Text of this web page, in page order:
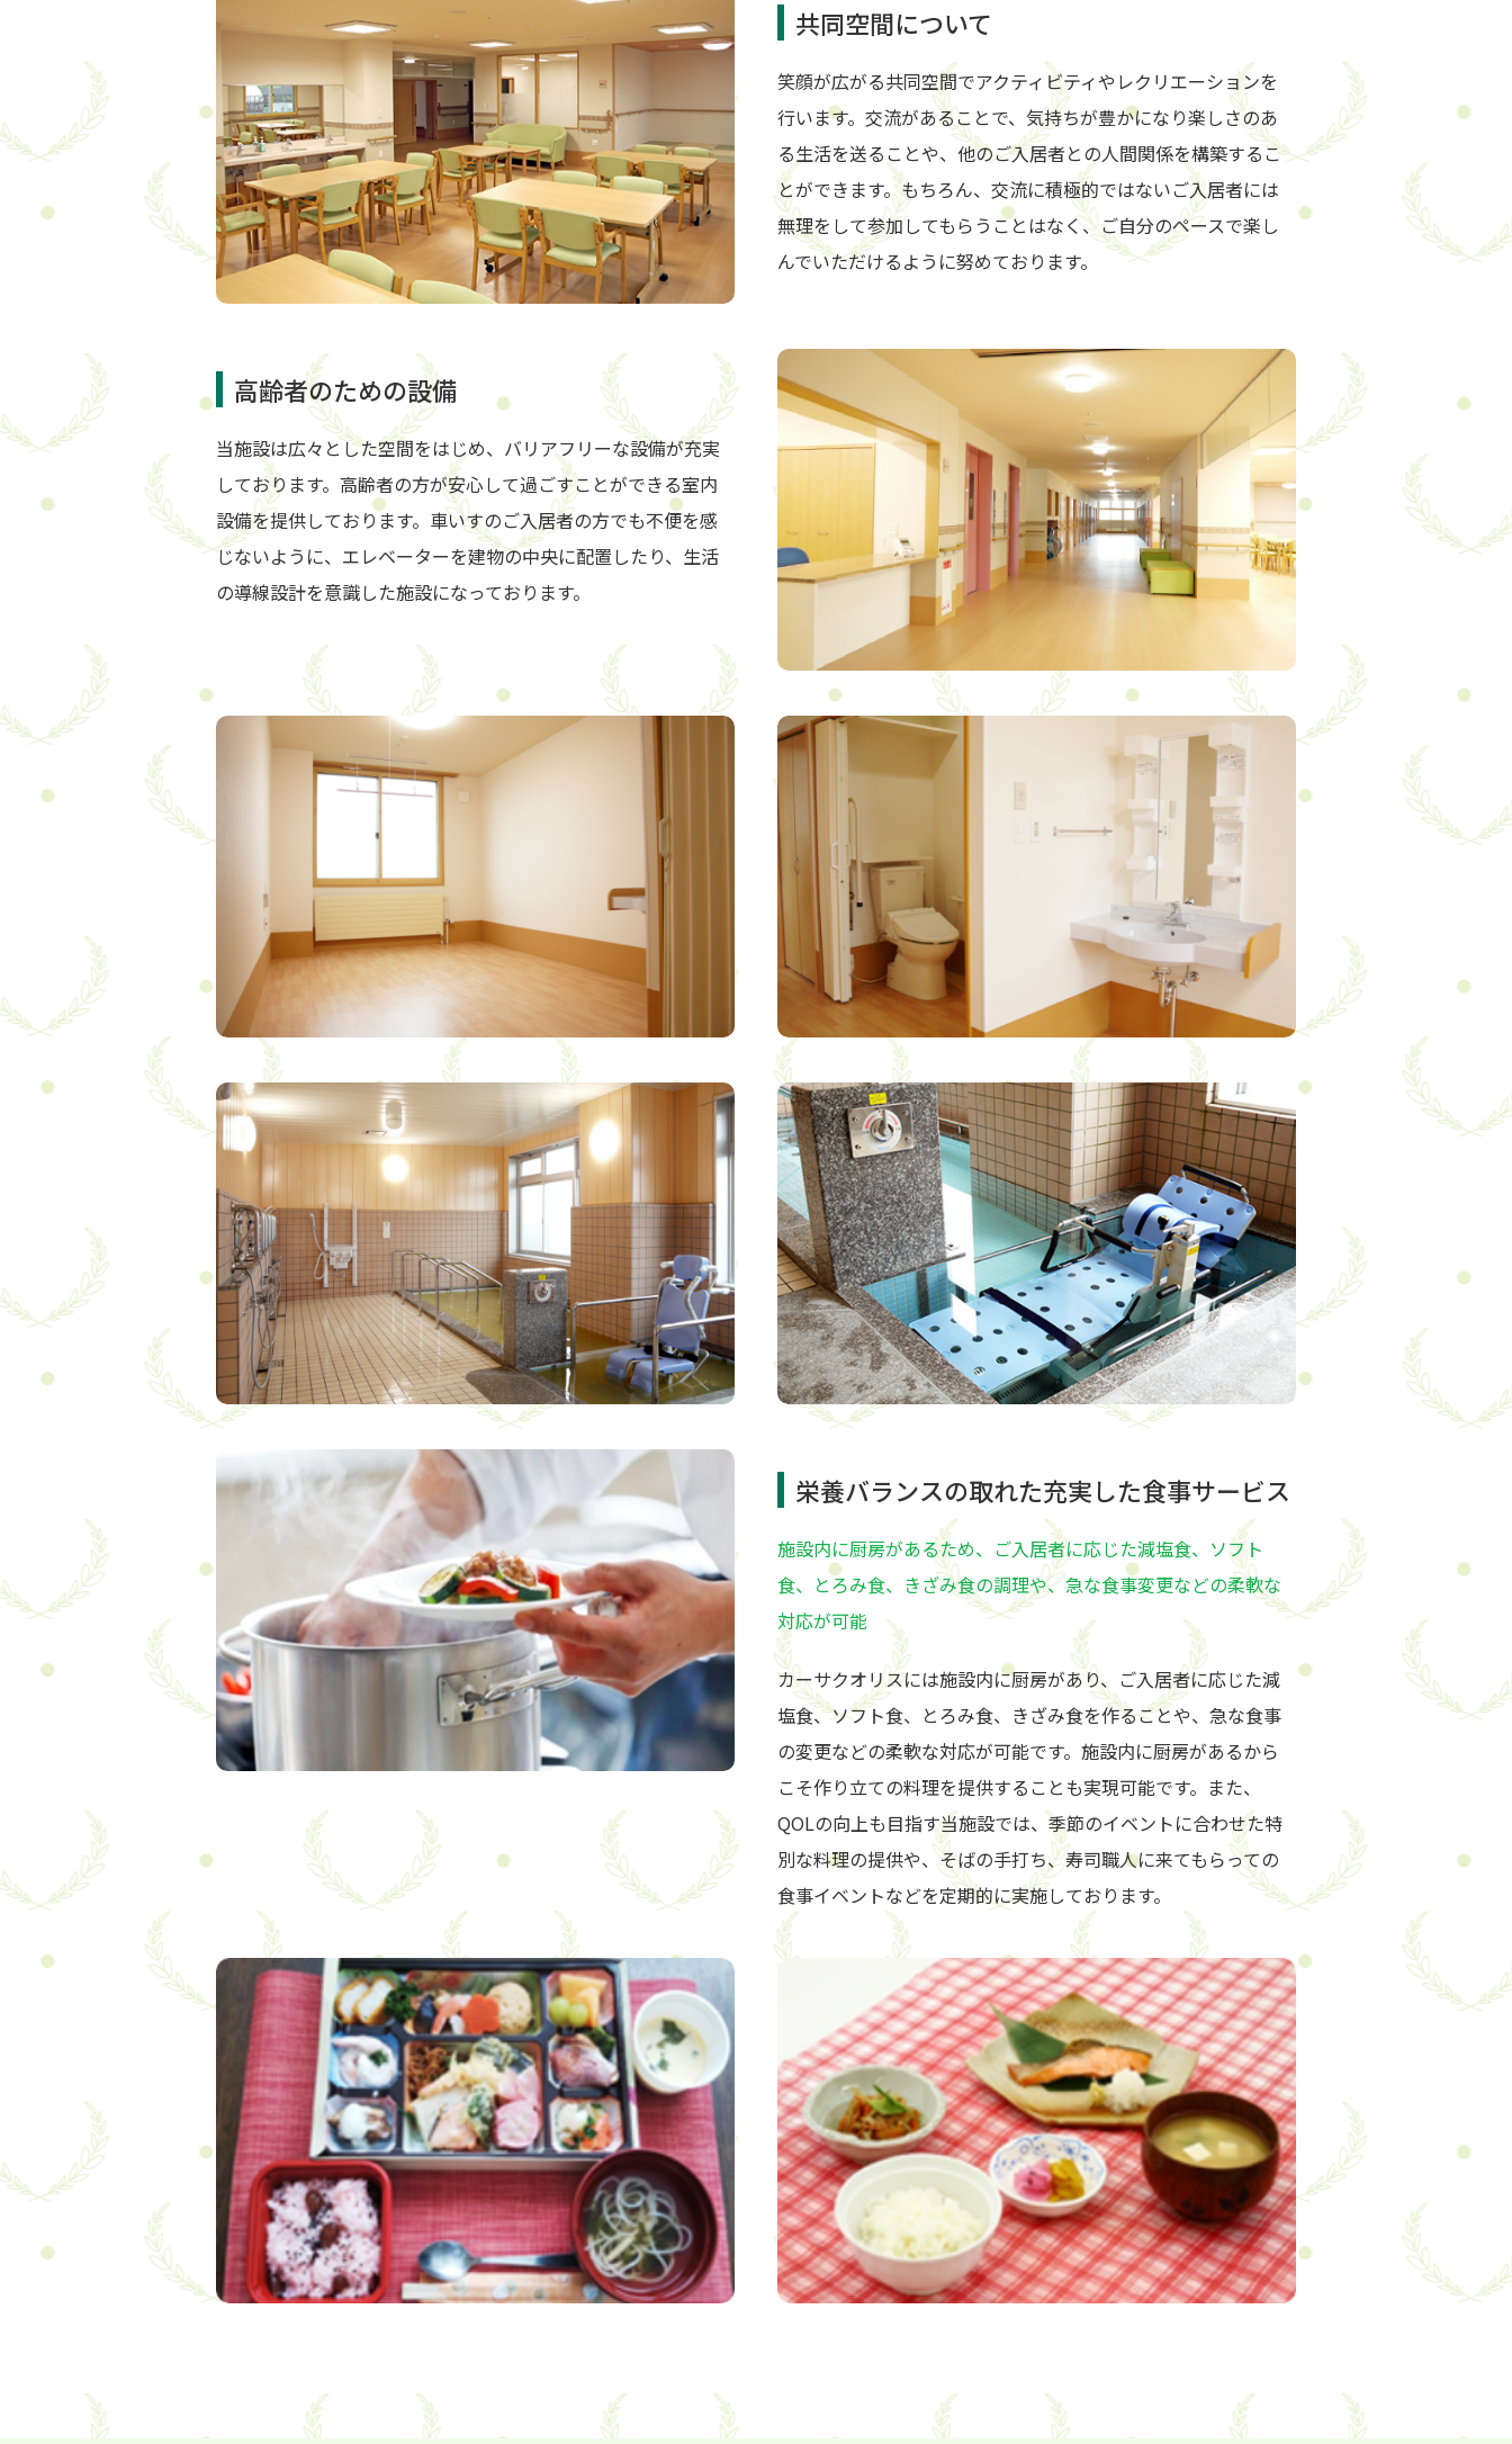
共同空間について
笑顔が広がる共同空間でアクティビティやレクリエーションを
行います。交流があることで、気持ちが豊かになり楽しさのあ
る生活を送ることや、他のご入居者との人間関係を構築するこ
とができます。もちろん、交流に積極的ではないご入居者には
無理をして参加してもらうことはなく、ご自分のペースで楽し
んでいただけるように努めております。
高齢者のための設備
当施設は広々とした空間をはじめ、バリアフリーな設備が充実
しております。高齢者の方が安心して過ごすことができる室内
設備を提供しております。車いすのご入居者の方でも不便を感
じないように、エレベーターを建物の中央に配置したり、生活
の導線設計を意識した施設になっております。
栄養バランスの取れた充実した食事サービス
施設内に厨房があるため、ご入居者に応じた減塩食、ソフト
食、とろみ食、きざみ食の調理や、急な食事変更などの柔軟な
対応が可能
カーサクオリスには施設内に厨房があり、ご入居者に応じた減
塩食、ソフト食、とろみ食、きざみ食を作ることや、急な食事
の変更などの柔軟な対応が可能です。施設内に厨房があるから
こそ作り立ての料理を提供することも実現可能です。また、
QOLの向上も目指す当施設では、季節のイベントに合わせた特
別な料理の提供や、そばの手打ち、寿司職人に来てもらっての
食事イベントなどを定期的に実施しております。